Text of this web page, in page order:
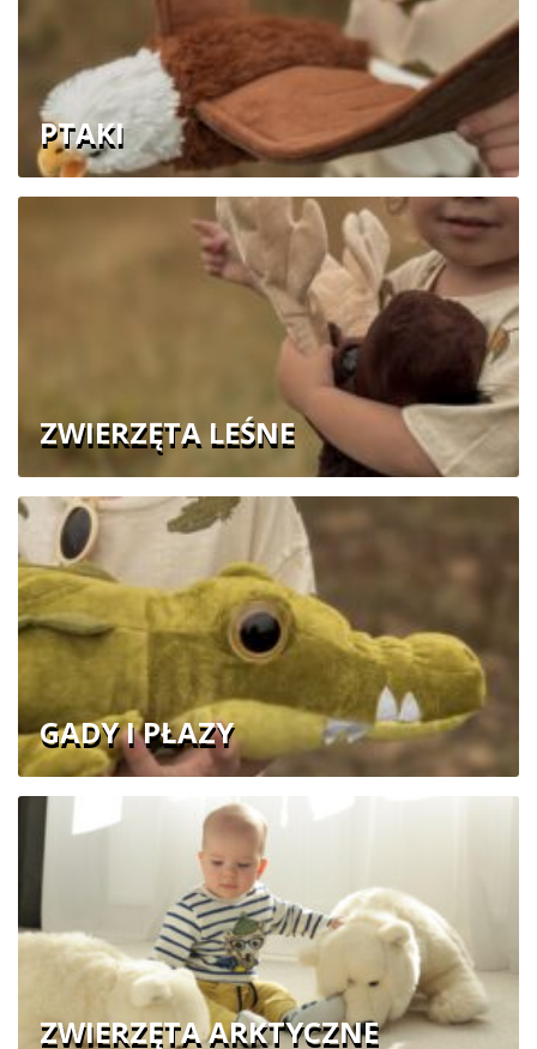
PTAKI
ZWIERZĘTA LEŚNE
GADY I PŁAZY
ZWIERZĘTA ARKTYCZNE